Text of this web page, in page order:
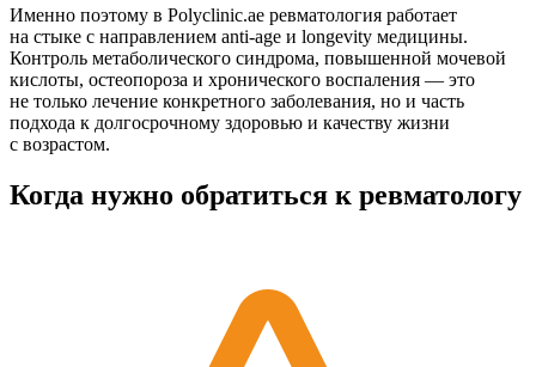
Именно поэтому в Polyclinic.ae ревматология работает
на стыке с направлением anti-age и longevity медицины.
Контроль метаболического синдрома, повышенной мочевой
кислоты, остеопороза и хронического воспаления — это
не только лечение конкретного заболевания, но и часть
подхода к долгосрочному здоровью и качеству жизни
с возрастом.
Когда нужно обратиться к ревматологу